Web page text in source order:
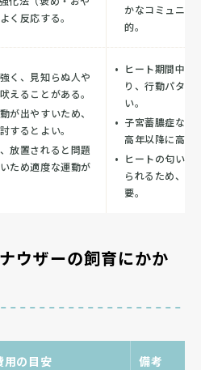
く反応する。
かなコミュニケ
的。
く、見知らぬ人や
えることがある。
が出やすいため、
するとよい。
放置されると問題
ため適度な運動が
ヒート期間中は
り、行動パター
い。
子宮蓄膿症など
高年以降に高ま
ヒートの匂いに
られるため、散
要。
ウザーの飼育にかか
用の目安 備考